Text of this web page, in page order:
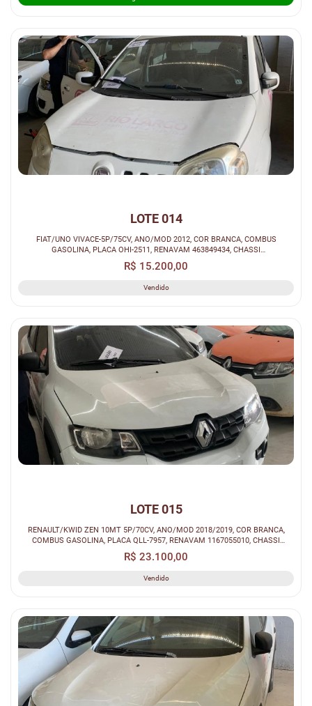
LOTE 014
FIAT/UNO VIVACE-5P/75CV, ANO/MOD 2012, COR BRANCA, COMBUS
GASOLINA, PLACA OHI-2511, RENAVAM 463849434, CHASSI
9BD195152C0312302.
R$ 15.200,00
Vendido
LOTE 015
RENAULT/KWID ZEN 10MT 5P/70CV, ANO/MOD 2018/2019, COR BRANCA,
COMBUS GASOLINA, PLACA QLL-7957, RENAVAM 1167055010, CHASSI
93YRBB001KJ531007.
R$ 23.100,00
Vendido